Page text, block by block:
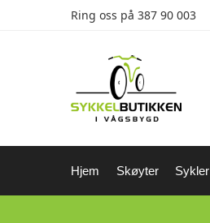
Ring oss på 387 90 003
Hjem Skøyter Sykler